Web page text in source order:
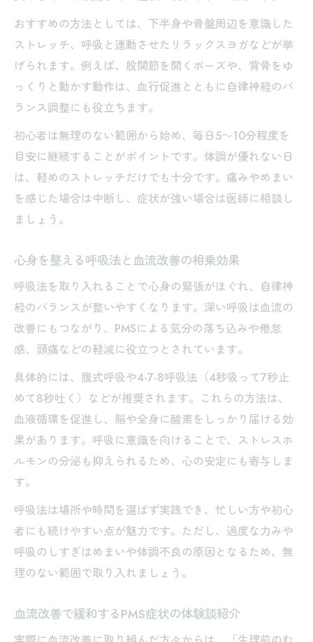
おすすめの方法としては、下半身や骨盤周辺を意識した
ストレッチ、呼吸と連動させたリラックスヨガなどが挙
げられます。例えば、股関節を開くポーズや、背骨をゆ
っくりと動かす動作は、血行促進とともに自律神経のバ
ランス調整にも役立ちます。
初心者は無理のない範囲から始め、毎日5〜10分程度を
目安に継続することがポイントです。体調が優れない日
は、軽めのストレッチだけでも十分です。痛みやめまい
を感じた場合は中断し、症状が強い場合は医師に相談し
ましょう。
心身を整える呼吸法と血流改善の相乗効果
呼吸法を取り入れることで心身の緊張がほぐれ、自律神
経のバランスが整いやすくなります。深い呼吸は血流の
改善にもつながり、PMSによる気分の落ち込みや倦怠
感、頭痛などの軽減に役立つとされています。
具体的には、腹式呼吸や4-7-8呼吸法（4秒吸って7秒止
めて8秒吐く）などが推奨されます。これらの方法は、
血液循環を促進し、脳や全身に酸素をしっかり届ける効
果があります。呼吸に意識を向けることで、ストレスホ
ルモンの分泌も抑えられるため、心の安定にも寄与しま
す。
呼吸法は場所や時間を選ばず実践でき、忙しい方や初心
者にも続けやすい点が魅力です。ただし、過度な力みや
呼吸のしすぎはめまいや体調不良の原因となるため、無
理のない範囲で取り入れましょう。
血流改善で緩和するPMS症状の体験談紹介